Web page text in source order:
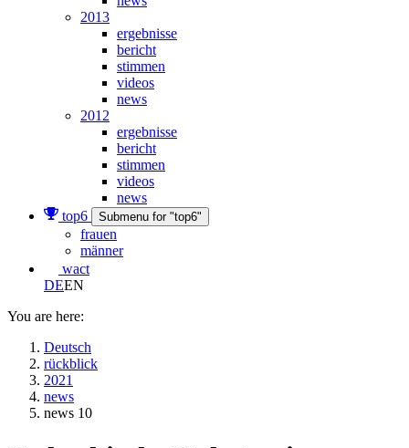
2013
ergebnisse
bericht
stimmen
videos
news
2012
ergebnisse
bericht
stimmen
videos
news
top6
Submenu for "top6"
frauen
männer
wact
DEEN
You are here:
Deutsch
rückblick
2021
news
news 10